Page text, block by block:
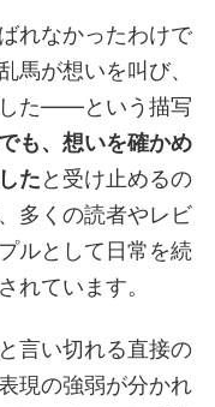
れなかったわけで
馬が想いを叫び、
した——という描写
も、想いを確かめ
たと受け止めるの
多くの読者やレビ
ルとして日常を続
れています。
言い切れる直接の
現の強弱が分かれ